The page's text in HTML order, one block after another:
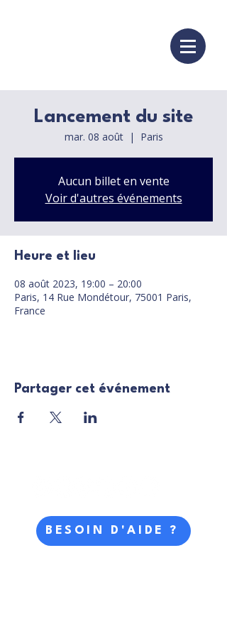
Lancement du site
mar. 08 août
  |
Paris
Aucun billet en vente
Voir d'autres événements
Heure et lieu
08 août 2023, 19:00 – 20:00
Paris, 14 Rue Mondétour, 75001 Paris,
France
Partager cet événement
BESOIN D'AIDE ?